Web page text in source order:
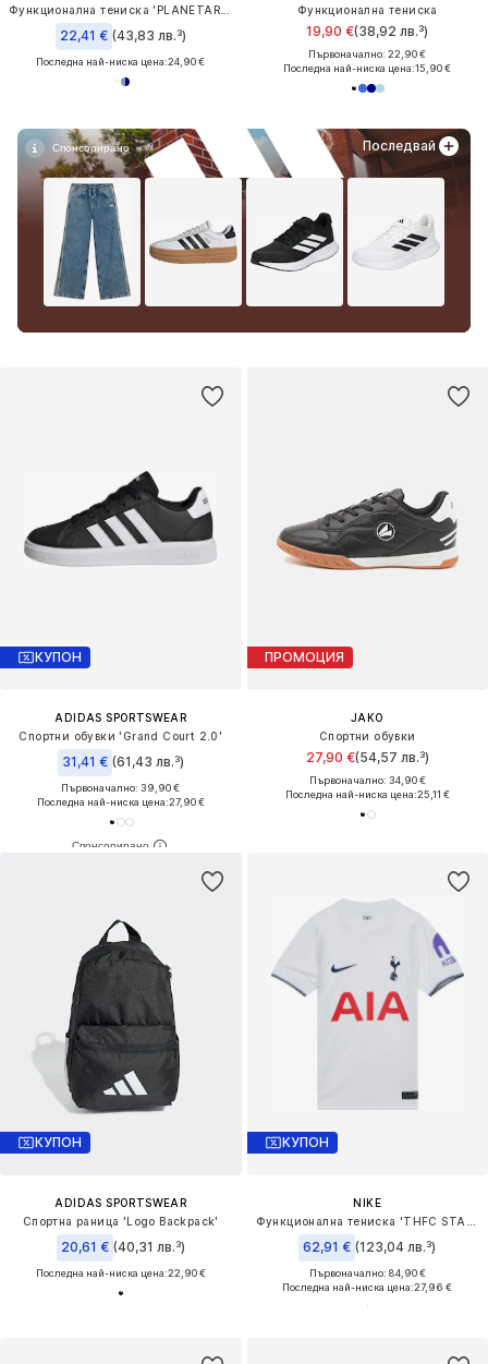
22,41 € (43,83 лв.³)
Последна най-ниска цена:24,90 €
Последвай
Функционална тениска
19,90 €(38,92 лв.³)
Първоначално: 22,90 €
Последна най-ниска цена:15,90 €
КУПОН
ADIDAS SPORTSWEAR
Спортни обувки 'Grand Court 2.0'
31,41 € (61,43 лв.³)
Първоначално: 39,90 €
Последна най-ниска цена:27,90 €
ПРОМОЦИЯ
JAKO
Спортни обувки
27,90 €(54,57 лв.³)
Първоначално: 34,90 €
Последна най-ниска цена:25,11 €
КУПОН
ADIDAS SPORTSWEAR
Спортна раница 'Logo Backpack'
20,61 € (40,31 лв.³)
Последна най-ниска цена:22,90 €
КУПОН
NIKE
62,91 € (123,04 лв.³)
Първоначално: 84,90 €
Последна най-ниска цена:27,96 €